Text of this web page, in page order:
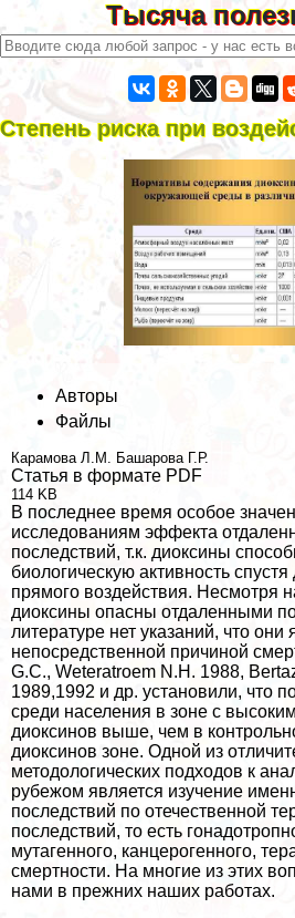
Тысяча
Степень риска при
Авторы
Файлы
Карамова Л.М. Башарова Г.Р.
Статья в формате PDF
114 KB
В последнее время особое
исследованиям эффекта
последствий, т.к. диоксины
биологическую активность
прямого воздействия. Несмотря
диоксины опасны отдаленными
литературе нет указаний, что они
непосредственной причиной
G.C., Weteratroem N.H. 1988,
1989,1992 и др. установили, что
среди населения в зоне с
диоксинов выше, чем в
диоксинов зоне. Одной из
методологических подходов к
рубежом является изучение
последствий по отечественной
последствий, то есть
мутагенного, канцерогенного,
cмepтности. На многие из этих
нами в прежних наших работах.